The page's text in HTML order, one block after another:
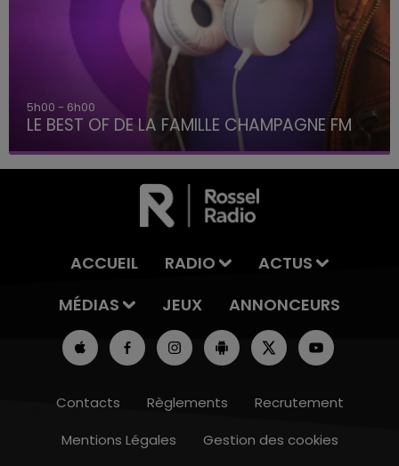
5h00 - 6h00
LE BEST OF DE LA FAMILLE CHAMPAGNE FM
ACCUEIL RADIO
ACTUS
MÉDIAS
JEUX ANNONCEURS
Contacts Règlements
Recrutement
Mentions Légales
Gestion des cookies